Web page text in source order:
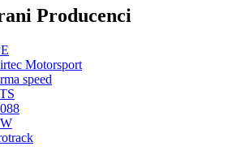
Producenci
Motorsport
speed